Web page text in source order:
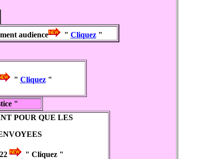
audience " Cliquez"
" Cliquez"
"
POUR QUE LES
" Cliquez "